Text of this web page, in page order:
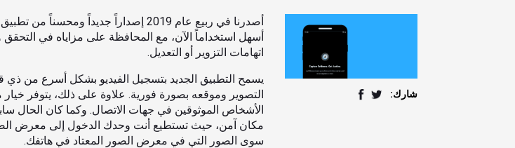
شارك:
أسهل استخداماً الآن، مع المحافظة على مزاياه في
اتهامات التزوير أو التعديل.
يسمح التطبيق الجديد بتسجيل الفيديو بشكل أسرع من ذي
التصوير وموقعه بصورة فورية. علاوة على ذلك، يتوفر
الأشخاص الموثوقين في جهات الاتصال. وكما كان الحال
مكان آمن، حيث تستطيع أنت وحدك الدخول إلى معرض
سوى الصور التي في معرض الصور المعتاد في هاتفك.